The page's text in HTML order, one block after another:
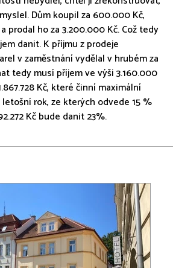
Dům koupil za 600.000 Kč,
prodal ho za 3.200.000 Kč. Což tedy
danit. K příjmu z prodeje
v zaměstnání vydělal v hrubém za
tedy musí příjem ve výši 3.160.000
Kč, které činní maximální
rok, ze kterých odvede 15 %
Kč bude danit 23%.